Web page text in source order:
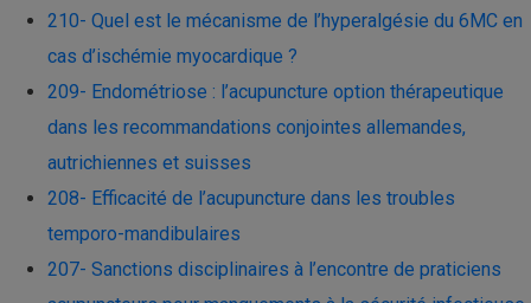
210- Quel est le mécanisme de l’hyperalgésie du 6MC en
cas d’ischémie myocardique ?
209- Endométriose : l’acupuncture option thérapeutique
dans les recommandations conjointes allemandes,
autrichiennes et suisses
208- Efficacité de l’acupuncture dans les troubles
temporo-mandibulaires
207- Sanctions disciplinaires à l’encontre de praticiens